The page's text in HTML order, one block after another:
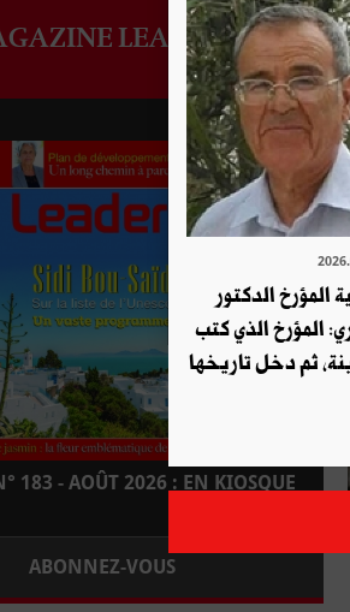
LEADERS
183 - AOÛT 2026 : EN KIOSQUE
ABONNEZ-VOUS
المؤرخ الدكتور
المؤرخ الذي كتب
ثم دخل تاريخها